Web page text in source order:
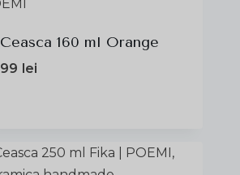
Ceasca 160 ml Orange
99 lei